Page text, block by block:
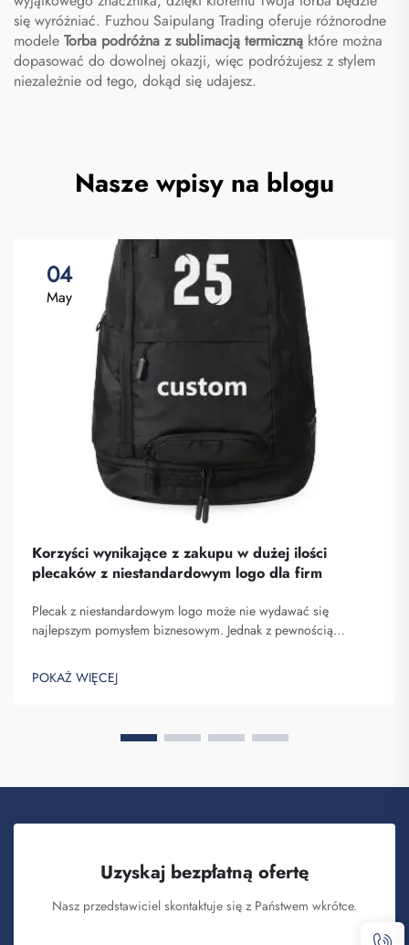
się wyróżniać. Fuzhou Saipulang Trading oferuje różnorodne
modele Torba podróżna z sublimacją termiczną które można
dopasować do dowolnej okazji, więc podróżujesz z stylem
niezależnie od tego, dokąd się udajesz.
Nasze wpisy na blogu
04
May
Korzyści wynikające z zakupu w dużej ilości
plecaków z niestandardowym logo dla firm
Plecak z niestandardowym logo może nie wydawać się
najlepszym pomysłem biznesowym. Jednak z pewnością
Saipulang Trading to firma, która realizuje masowe zamówienia
takich plecaków w celu budowania świadomości marki. Wiesz,
POKAŻ WIĘCEJ
Uzyskaj bezpłatną ofertę
Nasz przedstawiciel skontaktuje się z Państwem wkrótce.